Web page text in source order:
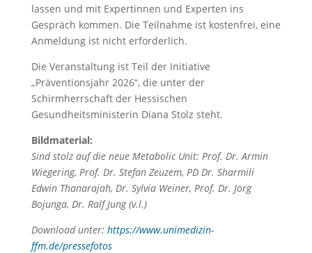
lassen und mit Expertinnen und Experten ins
Gespräch kommen. Die Teilnahme ist kostenfrei, eine
Anmeldung ist nicht erforderlich.
Die Veranstaltung ist Teil der Initiative
„Präventionsjahr 2026“, die unter der
Schirmherrschaft der Hessischen
Gesundheitsministerin Diana Stolz steht.
Bildmaterial:
Sind stolz auf die neue Metabolic Unit: Prof. Dr. Armin
Wiegering, Prof. Dr. Stefan Zeuzem, PD Dr. Sharmili
Edwin Thanarajah, Dr. Sylvia Weiner, Prof. Dr. Jörg
Bojunga, Dr. Ralf Jung (v.l.)
Download unter: https://www.unimedizin-
ffm.de/pressefotos